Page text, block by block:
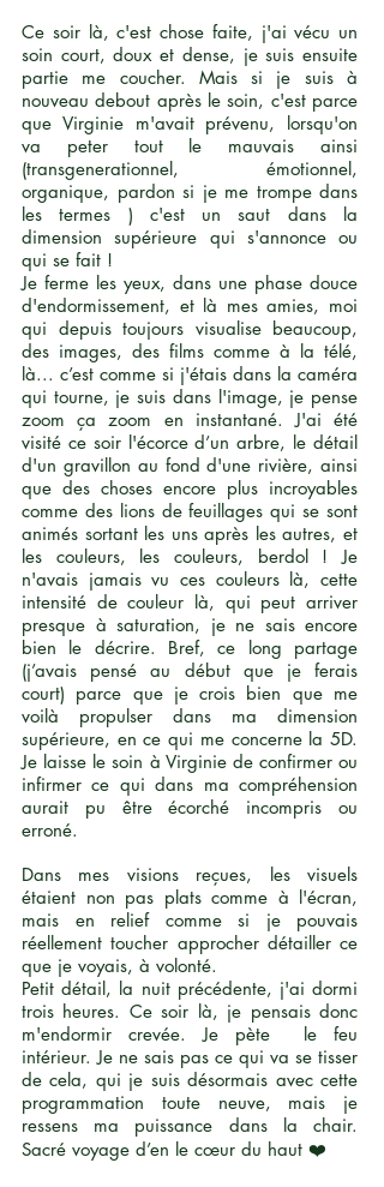
Ce soir là, c'est chose faite, j'ai vécu un
soin court, doux et dense, je suis ensuite
partie me coucher. Mais si je suis à
nouveau debout après le soin, c'est parce
que Virginie m'avait prévenu, lorsqu'on
va peter tout le mauvais ainsi
(transgenerationnel, émotionnel,
organique, pardon si je me trompe dans
les termes ) c'est un saut dans la
dimension supérieure qui s'annonce ou
qui se fait !
Je ferme les yeux, dans une phase douce
d'endormissement, et là mes amies, moi
qui depuis toujours visualise beaucoup,
des images, des films comme à la télé,
là... c’est comme si j'étais dans la caméra
qui tourne, je suis dans l'image, je pense
zoom ça zoom en instantané. J'ai été
visité ce soir l'écorce d’un arbre, le détail
d'un gravillon au fond d'une rivière, ainsi
que des choses encore plus incroyables
comme des lions de feuillages qui se sont
animés sortant les uns après les autres, et
les couleurs, les couleurs, berdol ! Je
n'avais jamais vu ces couleurs là, cette
intensité de couleur là, qui peut arriver
presque à saturation, je ne sais encore
bien le décrire. Bref, ce long partage
(j’avais pensé au début que je ferais
court) parce que je crois bien que me
voilà propulser dans ma dimension
supérieure, en ce qui me concerne la 5D.
Je laisse le soin à Virginie de confirmer ou
infirmer ce qui dans ma compréhension
aurait pu être écorché incompris ou
erroné.
Dans mes visions reçues, les visuels
étaient non pas plats comme à l'écran,
mais en relief comme si je pouvais
réellement toucher approcher détailler ce
que je voyais, à volonté.
Petit détail, la nuit précédente, j'ai dormi
trois heures. Ce soir là, je pensais donc
m'endormir crevée. Je pète le feu
intérieur. Je ne sais pas ce qui va se tisser
de cela, qui je suis désormais avec cette
programmation toute neuve, mais je
ressens ma puissance dans la chair.
Sacré voyage d’en le cœur du haut ❤️